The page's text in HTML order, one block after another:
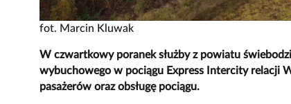
fot. Marcin Kluwak
W czwartkowy poranek służby z powiatu
wybuchowego w pociągu Express Intercity relacji
pasażerów oraz obsługę pociągu.